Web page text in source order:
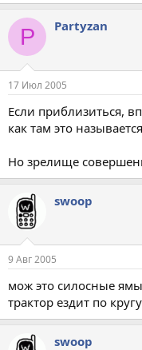
P Partyzan
17 Июл 2005
Если приблизиться,
как там это
Но зрелище
swoop
9 Авг 2005
мож это силосные ямы
трактор ездит по
swoop